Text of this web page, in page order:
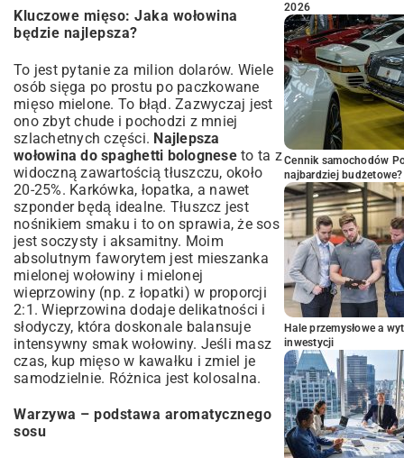
Kluczowe mięso: Jaka wołowina
będzie najlepsza?
To jest pytanie za milion dolarów. Wiele
osób sięga po prostu po paczkowane
mięso mielone. To błąd. Zazwyczaj jest
ono zbyt chude i pochodzi z mniej
szlachetnych części. Najlepsza
wołowina do spaghetti bologneseto ta z
widoczną zawartością tłuszczu, około
20-25%. Karkówka, łopatka, a nawet
szponder będą idealne. Tłuszcz jest
nośnikiem smaku i to on sprawia, że sos
jest soczysty i aksamitny. Moim
absolutnym faworytem jest mieszanka
mielonej wołowiny i mielonej
wieprzowiny (np. z łopatki) w proporcji
2:1. Wieprzowina dodaje delikatności i
słodyczy, która doskonale balansuje
intensywny smak wołowiny. Jeśli masz
czas, kup mięso w kawałku i zmiel je
samodzielnie. Różnica jest kolosalna.
Warzywa – podstawa aromatycznego
sosu
2026
Cennik samochodów
najbardziej budżetowe?
Hale przemysłowe a
inwestycji